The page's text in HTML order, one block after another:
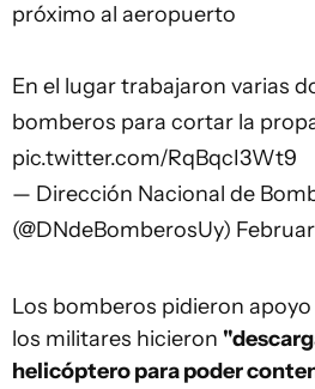
próximo al aeropuerto
En el lugar trabajaron varias
bomberos para cortar la
pic.twitter.com/RqBqcI3Wt9
— Dirección Nacional de
(@DNdeBomberosUy)
Los bomberos pidieron apoyo
los militares hicieron
helicóptero para poder